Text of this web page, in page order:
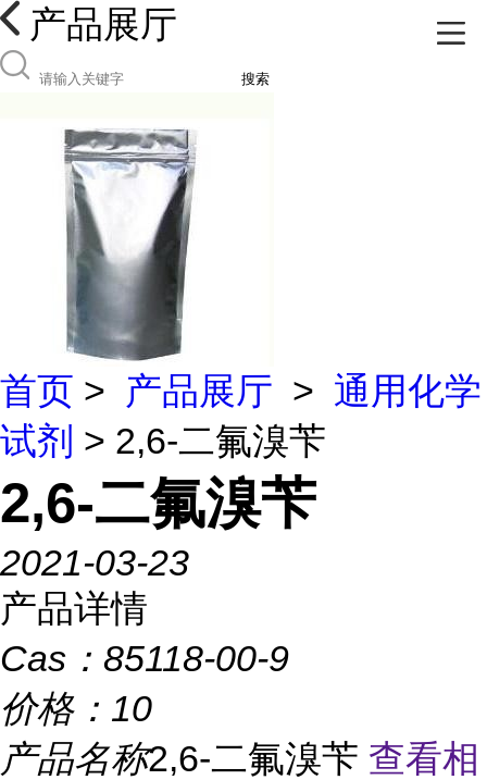
产品展厅
搜索
首页 > 产品展厅 > 通用化学
试剂 > 2,6-二氟溴苄
2,6-二氟溴苄
2021-03-23
产品详情
Cas： 85118-00-9
价格： 10
产品名称2,6-二氟溴苄 查看相